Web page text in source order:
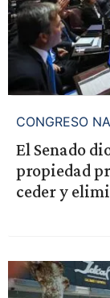
CONGRESO
El Senado
propiedad
ceder y